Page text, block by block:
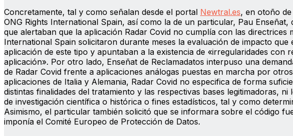
Concretamente, tal y como señalan desde el portal Newtral.es, en otoño
ONG Rights International Spain, así como la de un particular, Pau
que alertaban que la aplicación Radar Covid no cumplía con las directrices
International Spain solicitaron durante meses la evaluación de impacto
aplicación de este tipo y apuntaban a la existencia de «irregularidades con
aplicación». Por otro lado, Enseñat de Reclamadatos interpuso una
de Radar Covid frente a aplicaciones análogas puestas en marcha por
aplicaciones de Italia y Alemania, Radar Covid no especifica de forma
distintas finalidades del tratamiento y las respectivas bases legitimadoras,
de investigación científica o histórica o fines estadísticos, tal y como
Asimismo, el particular también solicitó que se informara sobre el código
imponía el Comité Europeo de Protección de Datos.